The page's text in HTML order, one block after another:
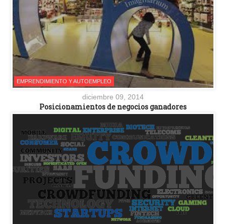
EMPRENDIMIENTO Y AUTOEMPLEO
diciembre 09, 2014
Posicionamientos de negocios ganadores